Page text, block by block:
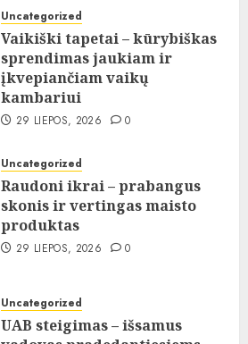
Uncategorized
Vaikiški tapetai – kūrybiškas
sprendimas jaukiam ir
įkvepiančiam vaikų
kambariui
29 LIEPOS, 2026 0
Uncategorized
Raudoni ikrai – prabangus
skonis ir vertingas maisto
produktas
29 LIEPOS, 2026 0
Uncategorized
UAB steigimas – išsamus